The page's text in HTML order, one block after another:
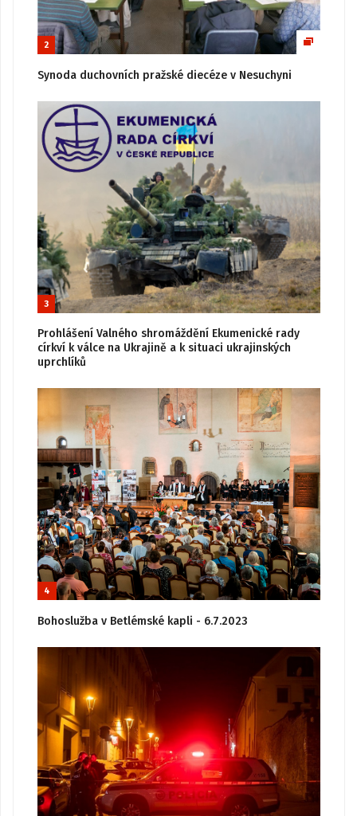
2
Synoda duchovních pražské diecéze v Nesuchyni
3
Prohlášení Valného shromáždění Ekumenické rady
církví k válce na Ukrajině a k situaci ukrajinských
uprchlíků
4
Bohoslužba v Betlémské kapli - 6.7.2023